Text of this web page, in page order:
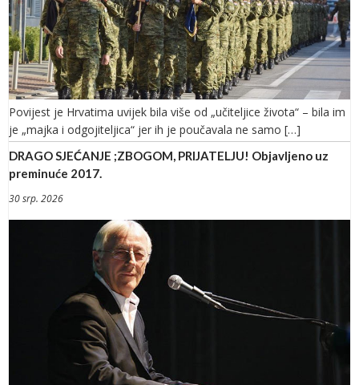
Povijest je Hrvatima uvijek bila više od „učiteljice života“ – bila im
je „majka i odgojiteljica“ jer ih je poučavala ne samo […]
DRAGO SJEĆANJE ;ZBOGOM, PRIJATELJU! Objavljeno uz
preminuće 2017.
30 srp. 2026